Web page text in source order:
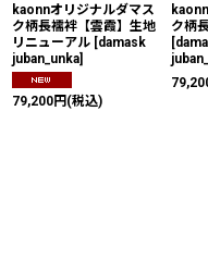
kaonnオリジナルダマス
ク柄長襦袢【雲霞】生地
リニューアル [damask
juban_unka]
79,200円 (税込)
ク柄
[